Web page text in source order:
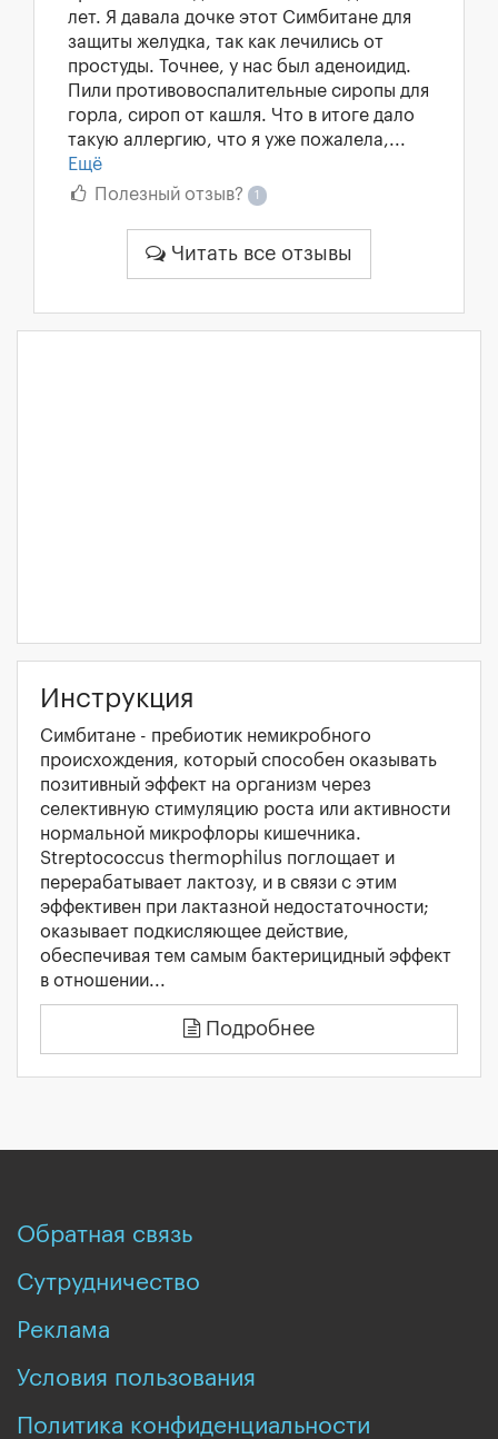
лет. Я давала дочке этот Симбитане для
защиты желудка, так как лечились от
простуды. Точнее, у нас был аденоидид.
Пили противовоспалительные сиропы для
горла, сироп от кашля. Что в итоге дало
такую аллергию, что я уже пожалела,...
Ещё
Полезный отзыв?
1
Читать все отзывы
Инструкция
Симбитане - пребиотик немикробного
происхождения, который способен оказывать
позитивный эффект на организм через
селективную стимуляцию роста или активности
нормальной микрофлоры кишечника.
Streptococcus thermophilus поглощает и
перерабатывает лактозу, и в связи с этим
эффективен при лактазной недостаточности;
оказывает подкисляющее действие,
обеспечивая тем самым бактерицидный эффект
в отношении...
Подробнее
Обратная связь
Сутрудничество
Реклама
Условия пользования
Политика конфиденциальности